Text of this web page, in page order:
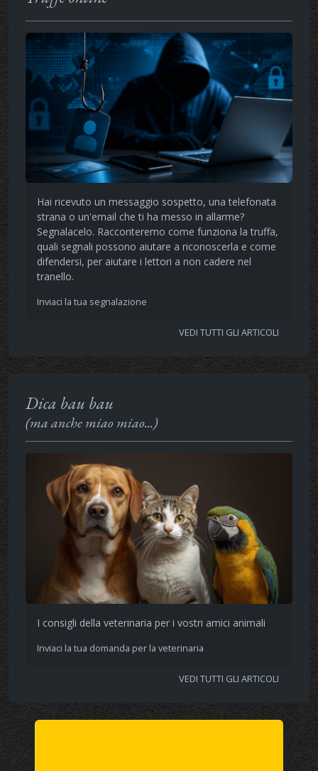
Hai ricevuto un messaggio sospetto, una telefonata
strana o un'email che ti ha messo in allarme?
Segnalacelo. Racconteremo come funziona la truffa,
quali segnali possono aiutare a riconoscerla e come
difendersi, per aiutare i lettori a non cadere nel
tranello.
Inviaci la tua segnalazione
VEDI TUTTI GLI ARTICOLI
Dica bau bau
(ma anche miao miao...)
I consigli della veterinaria per i vostri amici animali
Inviaci la tua domanda per la veterinaria
VEDI TUTTI GLI ARTICOLI